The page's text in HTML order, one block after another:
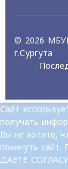
© 2026
г.Сургута
Сайт
получать
Вы не хотите,
покинуть
ДАЕТЕ